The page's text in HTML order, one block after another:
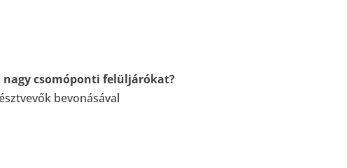
nagy csomóponti felüljárókat?
bevonásával